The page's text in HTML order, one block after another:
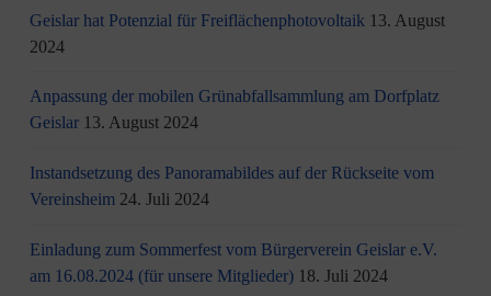
Geislar hat Potenzial für Freiflächenphotovoltaik 13. August
2024
Anpassung der mobilen Grünabfallsammlung am Dorfplatz
Geislar 13. August 2024
Instandsetzung des Panoramabildes auf der Rückseite vom
Vereinsheim 24. Juli 2024
Einladung zum Sommerfest vom Bürgerverein Geislar e.V.
am 16.08.2024 (für unsere Mitglieder) 18. Juli 2024